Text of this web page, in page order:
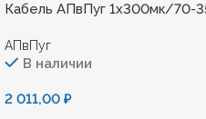
Кабель АПвПуг 1х300мк/70-
АПвПуг
В наличии
2 011,00 ₽